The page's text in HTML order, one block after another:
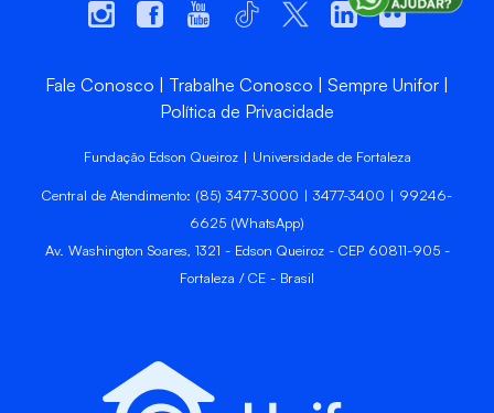
Fale Conosco Trabalhe Conosco
Sempre Unifor
Política de Privacidade
Fundação Edson Queiroz | Universidade de Fortaleza
Central de Atendimento: (85) 3477-3000 | 3477-3400 | 99246-
6625 (WhatsApp)
Av. Washington Soares, 1321 - Edson Queiroz - CEP 60811-905 -
Fortaleza / CE - Brasil